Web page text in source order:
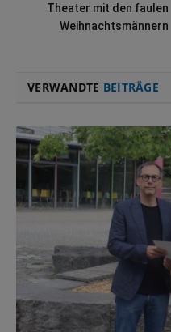
Theater mit den faulen
Weihnachtsmännern
VERWANDTE BEITRÄGE